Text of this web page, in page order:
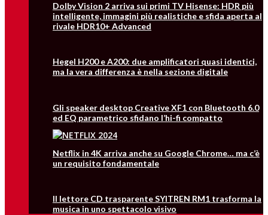
Dolby Vision 2 arriva sui primi TV Hisense: HDR più
intelligente, immagini più realistiche e sfida aperta al
rivale HDR10+ Advanced
Hegel H200 e A200: due amplificatori quasi identici,
ma la vera differenza è nella sezione digitale
Gli speaker desktop Creative XF1 con Bluetooth 6.0
ed EQ parametrico sfidano l’hi-fi compatto
Netflix in 4K arriva anche su Google Chrome… ma c’è
un requisito fondamentale
Il lettore CD trasparente SYITREN RM1 trasforma la
musica in uno spettacolo visivo